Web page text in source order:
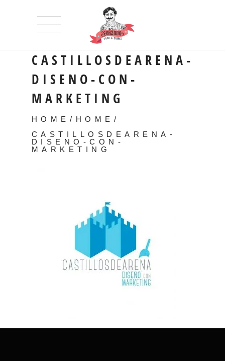
CASTILLOSDEARENA-
DISENO-CON-
MARKETING
HOME / HOME /
CASTILLOSDEARENA-
DISENO-CON-
MARKETING